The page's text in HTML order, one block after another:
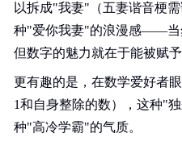
以拆成"我妻"（五妻谐音梗
种"爱你我妻"的浪漫感——当
但数字的魅力就在于能被赋
更有趣的是，在数学爱好者
1和自身整除的数），这种"
种"高冷学霸"的气质。